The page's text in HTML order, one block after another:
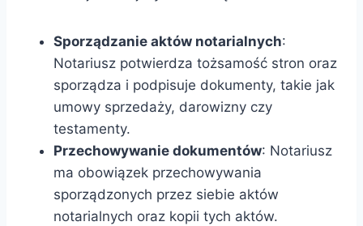
Sporządzanie aktów notarialnych:
Notariusz potwierdza tożsamość stron oraz
sporządza i podpisuje dokumenty, takie jak
umowy sprzedaży, darowizny czy
testamenty.
Przechowywanie dokumentów: Notariusz
ma obowiązek przechowywania
sporządzonych przez siebie aktów
notarialnych oraz kopii tych aktów.